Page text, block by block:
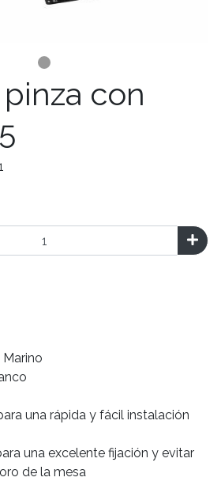
con
una rápida y fácil instalación
una excelente fijación y evitar
de la mesa